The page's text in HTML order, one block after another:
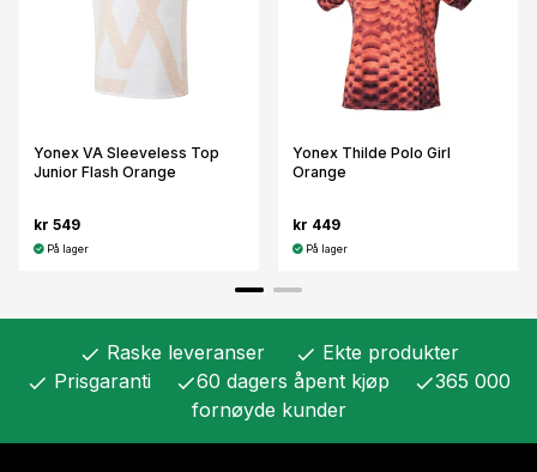
Yonex VA Sleeveless Top
Junior Flash Orange
kr 549
På lager
Yonex Thilde Polo Girl
Orange
kr 449
På lager
check Raske leveranser check Ekte produkter
check Prisgaranti check60 dagers åpent kjøp check365 000
fornøyde kunder